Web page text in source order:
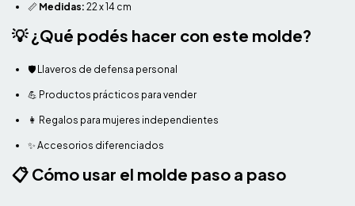
📏 Medidas: 22 x 14 cm
💡 ¿Qué podés hacer con este molde?
🛡️ Llaveros de defensa personal
💪 Productos prácticos para vender
👩 Regalos para mujeres independientes
✨ Accesorios diferenciados
📋 Cómo usar el molde paso a paso